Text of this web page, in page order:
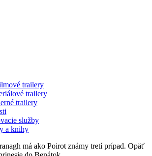
trailery
trailery
trailery
služby
a knihy
má ako Poirot známy tretí prípad. Opäť